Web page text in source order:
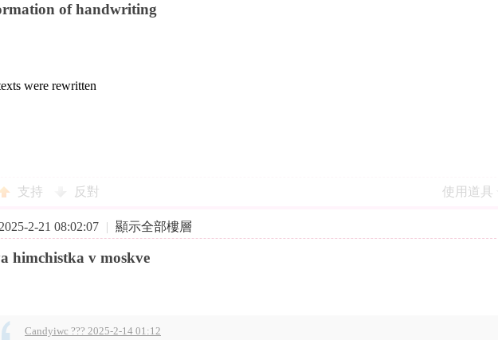
of handwriting
were rewritten
支持 反對 使用道具
2-21 08:02:07 | 顯示全部樓層
himchistka v moskve
Candyiwc ??? 2025-2-14 01:12